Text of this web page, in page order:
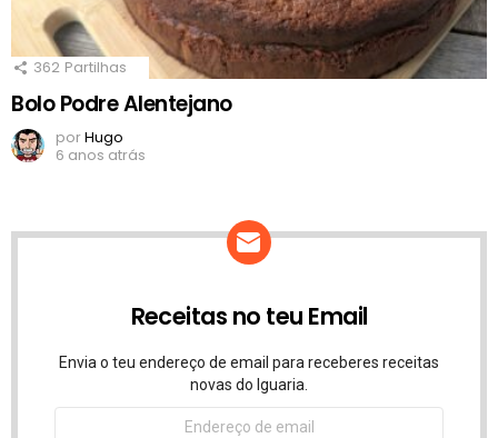
362 Partilhas
Bolo Podre Alentejano
porHugo
6 anos atrás
Receitas no teu Email
Envia o teu endereço de email para receberes receitas
novas do Iguaria.
Endereço